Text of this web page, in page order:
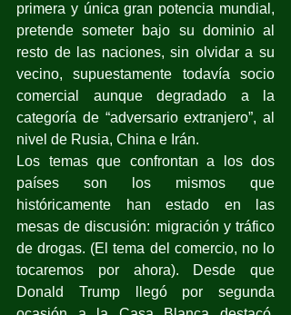
primera y única gran potencia mundial,
pretende someter bajo su dominio al
resto de las naciones, sin olvidar a su
vecino, supuestamente todavía socio
comercial aunque degradado a la
categoría de “adversario extranjero”, al
nivel de Rusia, China e Irán.
Los temas que confrontan a los dos
países son los mismos que
históricamente han estado en las
mesas de discusión: migración y tráfico
de drogas. (El tema del comercio, no lo
tocaremos por ahora). Desde que
Donald Trump llegó por segunda